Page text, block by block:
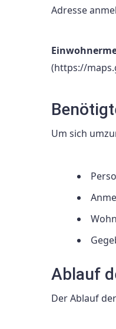
Adresse
(https://
Um sich
Ablauf
Der Ablauf